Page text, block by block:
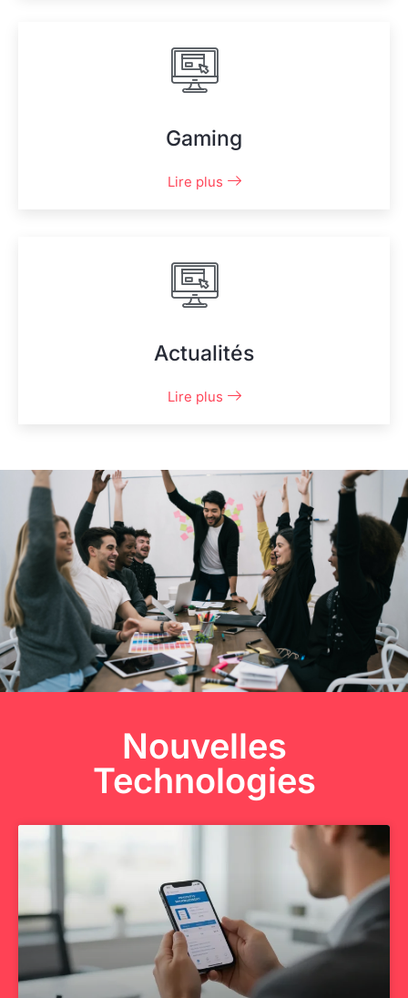
Gaming
Lire plus
Actualités
Lire plus
Nouvelles
Technologies